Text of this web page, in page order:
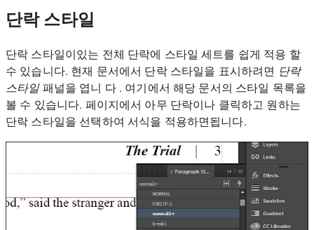
단락 스타일
단락 스타일이있는 전체 단락에 스타일 세트를 쉽게 적용 할
수 있습니다. 현재 문서에서 단락 스타일을 표시하려면 단락
스타일패널을 엽니 다 . 여기에서 해당 문서의 스타일 목록을
볼 수 있습니다. 페이지에서 아무 단락이나 클릭하고 원하는
단락 스타일을 선택하여 서식을 적용하면됩니다.